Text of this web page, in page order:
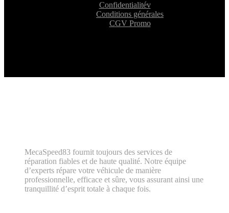
Confidentialitév
Conditions générales
CGV Promo
MecaSpeed83 fournit toujours des services de
réparation fiables et de haute qualité. Notre équipe
d’experts répare votre véhicule de manière
professionnelle, efficace et sûre, vous assurant ainsi une
tranquillité d’esprit totale à chaque fois.